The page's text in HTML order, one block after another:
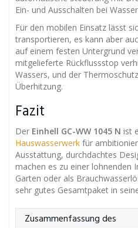
Ein- und Ausschalten bei
Für den mobilen Einsatz lässt
transportieren, es kann aber
auf einem festen Untergrund
mitgelieferte Rückflussstop
Wassers, und der
Überhitzung.
Fazit
Der Einhell GC-WW 1045 N ist
Hauswasserwerk für
Ausstattung, durchdachtes
machen es zu einer lohnenden
Garten oder als
sehr gutes Gesamtpaket in
Zusammenfassung des